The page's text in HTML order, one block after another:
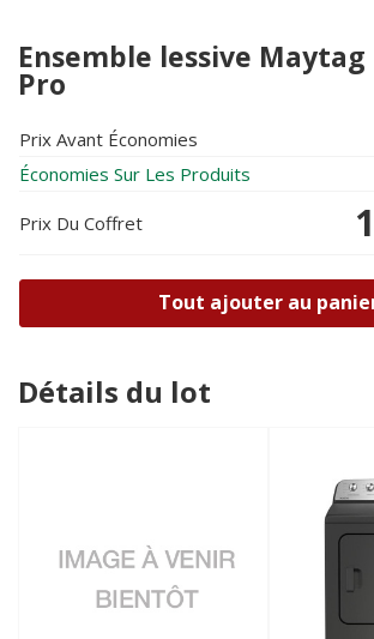
Ensemble lessive
Pro
Prix Avant Économies
Économies Sur Les Produits
Prix ​​du Coffret
Tout ajouter au
Détails du lot